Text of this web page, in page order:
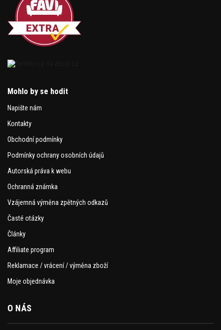
Mohlo by se hodit
Napište nám
Kontakty
Obchodní podmínky
Podmínky ochrany osobních údajů
Autorská práva k webu
Ochranná známka
Vzájemná výměna zpětných odkazů
Časté otázky
Články
Affiliate program
Reklamace / vrácení / výměna zboží
Moje objednávka
O NÁS